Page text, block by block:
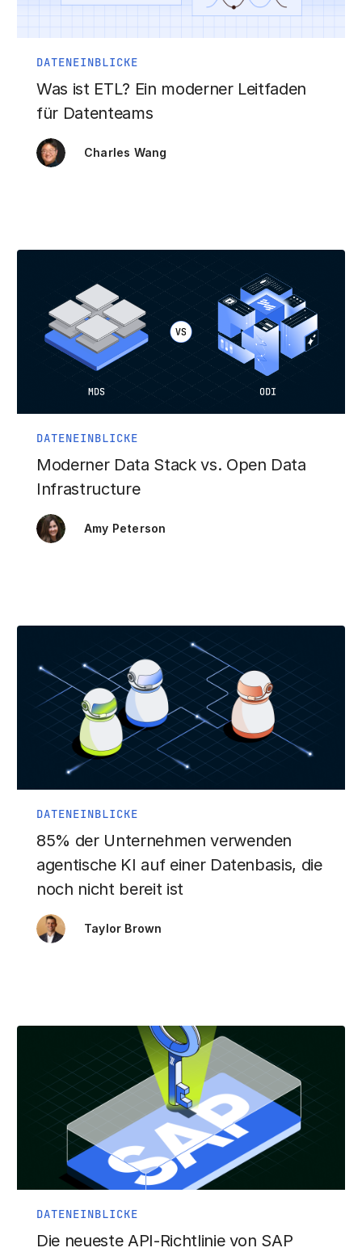
DATENEINBLICKE
Was ist ETL? Ein moderner Leitfaden
für Datenteams
Charles Wang
DATENEINBLICKE
Moderner Data Stack vs. Open Data
Infrastructure
Amy Peterson
DATENEINBLICKE
85% der Unternehmen verwenden
agentische KI auf einer Datenbasis, die
noch nicht bereit ist
Taylor Brown
DATENEINBLICKE
Die neueste API-Richtlinie von SAP